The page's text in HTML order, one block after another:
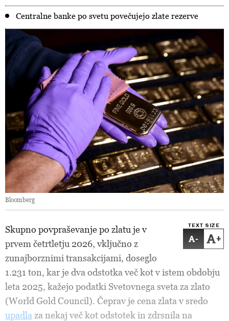
Centralne banke po svetu povečujejo zlate rezerve
Bloomberg
TEXT SIZE
- +
Skupno povpraševanje po zlatu je v
prvem četrtletju 2026, vključno z
zunajborznimi transakcijami, doseglo
1.231 ton, kar je dva odstotka več kot v istem obdobju
leta 2025, kažejo podatki Svetovnega sveta za zlato
(World Gold Council). Čeprav je cena zlata v sredo
upadla za nekaj več kot odstotek in zdrsnila na